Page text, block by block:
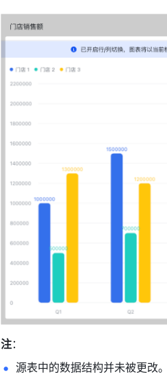
注：
源表中的数据结构并未被更改。